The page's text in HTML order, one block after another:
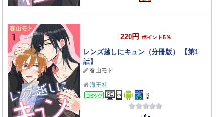
220円 ポイント5％
レンズ越しにキュン（分冊版） 【第1
話】
春山モト
海王社
コミック